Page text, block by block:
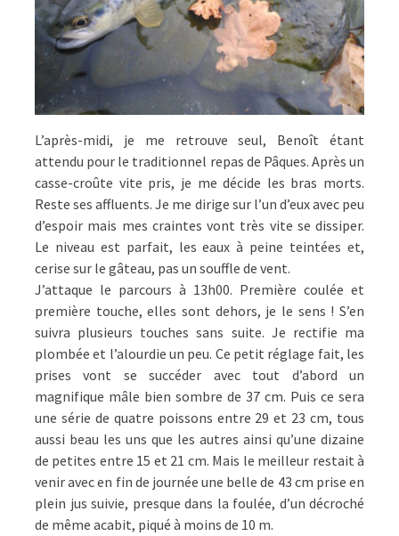
L’après-midi, je me retrouve seul, Benoît étant
attendu pour le traditionnel repas de Pâques. Après un
casse-croûte vite pris, je me décide les bras morts.
Reste ses affluents. Je me dirige sur l’un d’eux avec peu
d’espoir mais mes craintes vont très vite se dissiper.
Le niveau est parfait, les eaux à peine teintées et,
cerise sur le gâteau, pas un souffle de vent.
J’attaque le parcours à 13h00. Première coulée et
première touche, elles sont dehors, je le sens ! S’en
suivra plusieurs touches sans suite. Je rectifie ma
plombée et l’alourdie un peu. Ce petit réglage fait, les
prises vont se succéder avec tout d’abord un
magnifique mâle bien sombre de 37 cm. Puis ce sera
une série de quatre poissons entre 29 et 23 cm, tous
aussi beau les uns que les autres ainsi qu’une dizaine
de petites entre 15 et 21 cm. Mais le meilleur restait à
venir avec en fin de journée une belle de 43 cm prise en
plein jus suivie, presque dans la foulée, d’un décroché
de même acabit, piqué à moins de 10 m.